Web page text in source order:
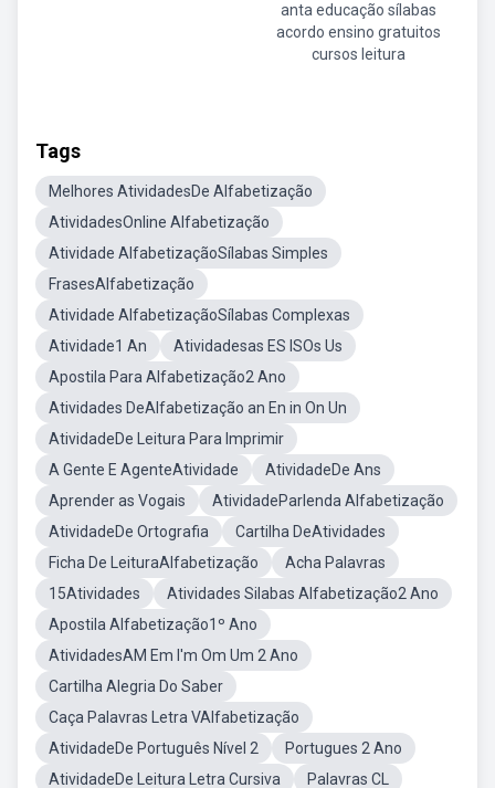
anta educação sílabas
acordo ensino gratuitos
cursos leitura
Tags
Melhores AtividadesDe Alfabetização
AtividadesOnline Alfabetização
Atividade AlfabetizaçãoSílabas Simples
FrasesAlfabetização
Atividade AlfabetizaçãoSílabas Complexas
Atividade1 An
Atividadesas ES ISOs Us
Apostila Para Alfabetização2 Ano
Atividades DeAlfabetização an En in On Un
AtividadeDe Leitura Para Imprimir
A Gente E AgenteAtividade
AtividadeDe Ans
Aprender as Vogais
AtividadeParlenda Alfabetização
AtividadeDe Ortografia
Cartilha DeAtividades
Ficha De LeituraAlfabetização
Acha Palavras
15Atividades
Atividades Silabas Alfabetização2 Ano
Apostila Alfabetização1º Ano
AtividadesAM Em I'm Om Um 2 Ano
Cartilha Alegria Do Saber
Caça Palavras Letra VAlfabetização
AtividadeDe Português Nível 2
Portugues 2 Ano
AtividadeDe Leitura Letra Cursiva
Palavras CL